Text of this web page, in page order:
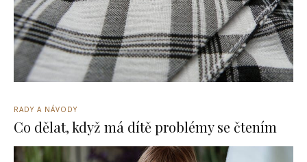
RADY A NÁVODY
Co dělat, když má dítě problémy se čtením